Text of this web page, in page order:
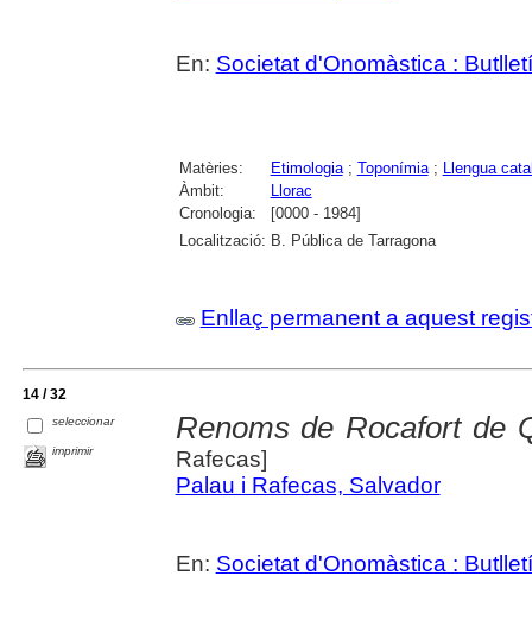
En: Societat d'Onomàstica :
Matèries: Etimologia; Toponímia; Llengua
Àmbit:
Llorac
Cronologia:
[0000 - 1984]
Localització: B. Pública de Tarragona
Enllaç permanent a aquest
14 / 32
seleccionar
imprimir
Renoms de Rocafort de
Rafecas]
Palau i Rafecas, Salvador
En: Societat d'Onomàstica :